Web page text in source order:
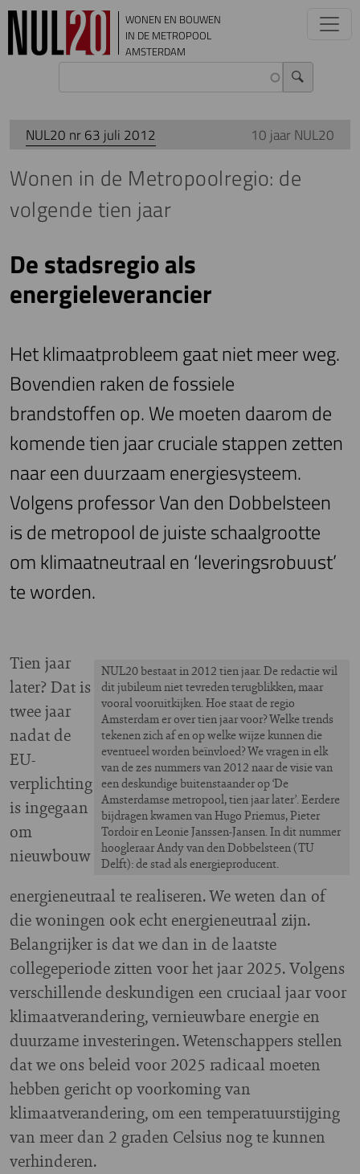
Overslaan en naar de inhoud gaan
WONEN EN BOUWEN
IN DE METROPOOL
AMSTERDAM
NUL20 nr 63 juli 2012 10 jaar NUL20
Wonen in de Metropoolregio: de
volgende tien jaar
De stadsregio als
energieleverancier
Het klimaatprobleem gaat niet meer weg.
Bovendien raken de fossiele
brandstoffen op. We moeten daarom de
komende tien jaar cruciale stappen zetten
naar een duurzaam energiesysteem.
Volgens professor Van den Dobbelsteen
is de metropool de juiste schaalgrootte
om klimaatneutraal en ‘leveringsrobuust’
te worden.
NUL20 bestaat in 2012 tien jaar. De redactie wil
dit jubileum niet tevreden terugblikken, maar
vooral vooruitkijken. Hoe staat de regio
Amsterdam er over tien jaar voor? Welke trends
tekenen zich af en op welke wijze kunnen die
eventueel worden beïnvloed? We vragen in elk
van de zes nummers van 2012 naar de visie van
een deskundige buitenstaander op ‘De
Amsterdamse metropool, tien jaar later’. Eerdere
bijdragen kwamen van Hugo Priemus, Pieter
Tordoir en Leonie Janssen-Jansen. In dit nummer
hoogleraar Andy van den Dobbelsteen (TU
Delft): de stad als energieproducent.
Tien jaar
later? Dat is
twee jaar
nadat de
EU-
verplichting
is ingegaan
om
nieuwbouw
energieneutraal te realiseren. We weten dan of
die woningen ook echt energieneutraal zijn.
Belangrijker is dat we dan in de laatste
collegeperiode zitten voor het jaar 2025. Volgens
verschillende deskundigen een cruciaal jaar voor
klimaatverandering, vernieuwbare energie en
duurzame investeringen. Wetenschappers stellen
dat we ons beleid voor 2025 radicaal moeten
hebben gericht op voorkoming van
klimaatverandering, om een temperatuurstijging
van meer dan 2 graden Celsius nog te kunnen
verhinderen.